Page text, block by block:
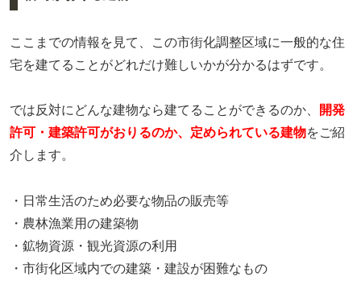
ここまでの情報を見て、この市街化調整区域に一般的な住
宅を建てることがどれだけ難しいかが分かるはずです。
では反対にどんな建物なら建てることができるのか、
開発
許可・建築許可がおりるのか、定められている建物をご紹
介します。
・日常生活のため必要な物品の販売等
・農林漁業用の建築物
・鉱物資源・観光資源の利用
・市街化区域内での建築・建設が困難なもの